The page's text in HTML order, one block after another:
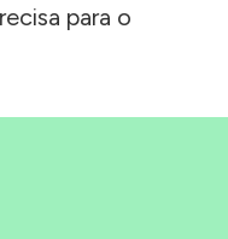
para o